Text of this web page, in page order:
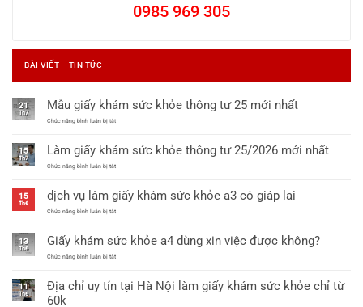
0985 969 305
BÀI VIẾT – TIN TỨC
21
Th7
Mẫu giấy khám sức khỏe thông tư 25 mới nhất
Chức năng bình luận bị tắtở
khám
sức
khỏe
25
mới
nhất
15
Th7
Làm giấy khám sức khỏe thông tư 25/2026 mới nhất
Chức năng bình luận bị tắtở
khám
sức
khỏe
25/2026
mới
nhất
15
Th6
dịch vụ làm giấy khám sức khỏe a3 có giáp lai
Chức năng bình luận bị tắtở
làm
giấy
khám
a3
có
13
Th6
Giấy khám sức khỏe a4 dùng xin việc được không?
Chức năng bình luận bị tắtở
sức
khỏe
11
Th6
Địa chỉ uy tín tại Hà Nội làm giấy khám sức khỏe chỉ từ
60k